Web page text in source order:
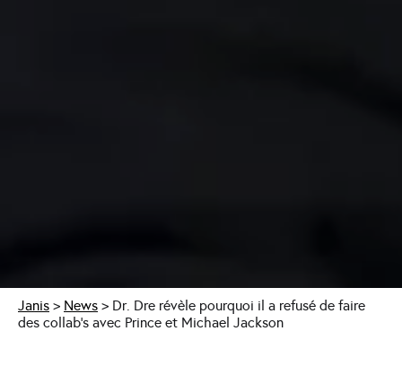
Janis > News > Dr. Dre révèle pourquoi il a refusé de faire
des collab’s avec Prince et Michael Jackson